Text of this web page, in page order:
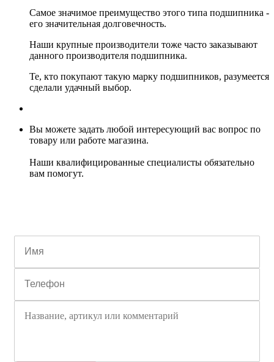
Самое значимое преимущество этого типа подшипника -
его значительная долговечность.
Наши крупные производители тоже часто заказывают
данного производителя подшипника.
Те, кто покупают такую марку подшипников, разумеется
сделали удачный выбор.
Вы можете задать любой интересующий вас вопрос по
товару или работе магазина.
Наши квалифицированные специалисты обязательно
вам помогут.